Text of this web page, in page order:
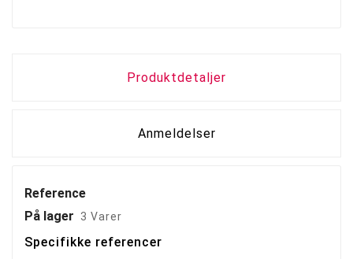
Produktdetaljer
Anmeldelser
Reference
På lager
3 Varer
Specifikke referencer